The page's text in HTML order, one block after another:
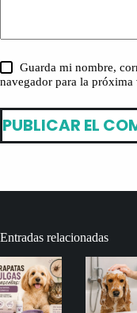
Guarda mi nombre,
navegador para la próxima
PUBLICAR EL
Entradas relacionadas